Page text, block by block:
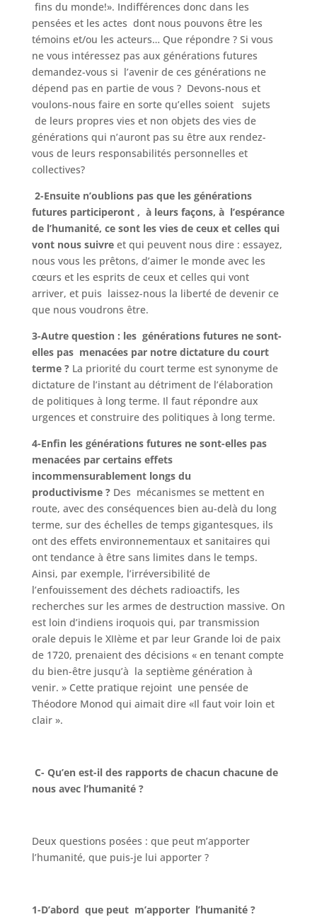
fins du monde!». Indifférences donc dans les
pensées et les actes dont nous pouvons être les
témoins et/ou les acteurs… Que répondre ? Si vous
ne vous intéressez pas aux générations futures
demandez-vous si l’avenir de ces générations ne
dépend pas en partie de vous ? Devons-nous et
voulons-nous faire en sorte qu’elles soient sujets
de leurs propres vies et non objets des vies de
générations qui n’auront pas su être aux rendez-
vous de leurs responsabilités personnelles et
collectives?
2-Ensuite n’oublions pas que les générations
futures participeront , à leurs façons, à l’espérance
de l’humanité, ce sont les vies de ceux et celles qui
vont nous suivreet qui peuvent nous dire : essayez,
nous vous les prêtons, d’aimer le monde avec les
cœurs et les esprits de ceux et celles qui vont
arriver, et puis laissez-nous la liberté de devenir ce
que nous voudrons être.
3-Autre question : les générations futures ne sont-
elles pas menacées par notre dictature du court
terme ?La priorité du court terme est synonyme de
dictature de l’instant au détriment de l’élaboration
de politiques à long terme. Il faut répondre aux
urgences et construire des politiques à long terme.
4-Enfin les générations futures ne sont-elles pas
menacées par certains effets
incommensurablement longs du
productivisme ?Des mécanismes se mettent en
route, avec des conséquences bien au-delà du long
terme, sur des échelles de temps gigantesques, ils
ont des effets environnementaux et sanitaires qui
ont tendance à être sans limites dans le temps.
Ainsi, par exemple, l’irréversibilité de
l’enfouissement des déchets radioactifs, les
recherches sur les armes de destruction massive. On
est loin d’indiens iroquois qui, par transmission
orale depuis le XIIème et par leur Grande loi de paix
de 1720, prenaient des décisions « en tenant compte
du bien-être jusqu’à la septième génération à
venir. » Cette pratique rejoint une pensée de
Théodore Monod qui aimait dire «Il faut voir loin et
clair ».
C- Qu’en est-il des rapports de chacun chacune de
nous avec l’humanité ?
Deux questions posées : que peut m’apporter
l’humanité, que puis-je lui apporter ?
1-D’abord que peut m’apporter l’humanité ?